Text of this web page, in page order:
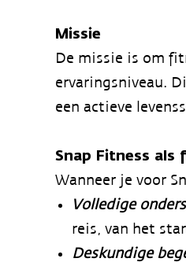
Missie
De missie is om
ervaringsniveau.
een actieve
Snap Fitness als
Wanneer je voor
Volledige
reis, van het
Deskundige